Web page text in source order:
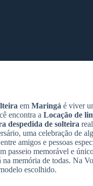
em Maringá é viver
encontra a Locação de
despedida de solteira
uma celebração de
amigos e pessoas
passeio memorável e
na memória de todas. Na
escolhido.